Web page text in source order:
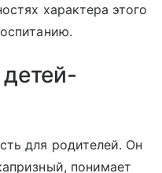
характера этого
для родителей. Он
понимает